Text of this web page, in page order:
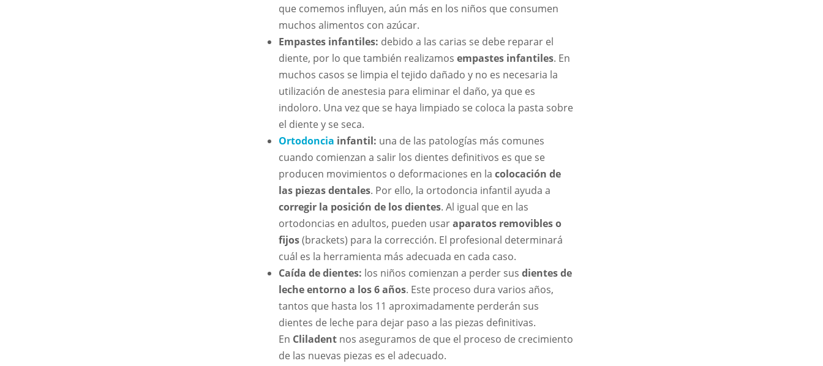
que comemos influyen, aún más en los niños que consumen
muchos alimentos con azúcar.
Empastes infantiles: debido a las carias se debe reparar el
diente, por lo que también realizamos empastes infantiles. En
muchos casos se limpia el tejido dañado y no es necesaria la
utilización de anestesia para eliminar el daño, ya que es
indoloro. Una vez que se haya limpiado se coloca la pasta sobre
el diente y se seca.
Ortodoncia infantil: una de las patologías más comunes
cuando comienzan a salir los dientes definitivos es que se
producen movimientos o deformaciones en la colocación de
las piezas dentales. Por ello, la ortodoncia infantil ayuda a
corregir la posición de los dientes. Al igual que en las
ortodoncias en adultos, pueden usaraparatos removibles o
fijos(brackets) para la corrección. El profesional determinará
cuál es la herramienta más adecuada en cada caso.
Caída de dientes: los niños comienzan a perder sus dientes de
lecheentorno a los 6 años. Este proceso dura varios años,
tantos que hasta los 11 aproximadamente perderán sus
dientes de leche para dejar paso a las piezas definitivas.
En Cliladent nos aseguramos de que el proceso de crecimiento
de las nuevas piezas es el adecuado.